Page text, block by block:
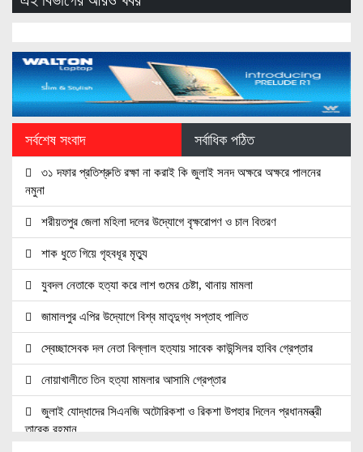
সর্বশেষ সংবাদ সর্বাধিক পঠিত
৩১ দফার প্রতিশ্রুতি রক্ষা না করাই কি জুলাই সনদ অক্ষরে অক্ষরে পালনের
নমুনা
শরীয়তপুর জেলা মহিলা দলের উদ্যোগে বৃক্ষরোপণ ও চাল বিতরণ
শাক ধুতে গিয়ে গৃহবধূর মৃত্যু
যুবদল নেতাকে হত্যা করে লাশ গুমের চেষ্টা, থানায় মামলা
জামালপুর এপির উদ্যোগে বিশ্ব মাতৃদুগ্ধ সপ্তাহ পালিত
স্বেচ্ছাসেবক দল নেতা বিল্লাল হত্যায় সাবেক কাউন্সিলর হাবিব গ্রেপ্তার
নোয়াখালীতে তিন হত্যা মামলার আসামি গ্রেপ্তার
জুলাই যোদ্ধাদের সিএনজি অটোরিকশা ও রিকশা উপহার দিলেন প্রধানমন্ত্রী
তারেক রহমান